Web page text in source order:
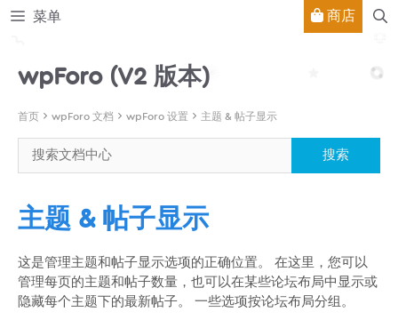
跳
菜单 商店
wpForo (V2 版本)
首页 wpForo 文档 wpForo 设置 主题 & 帖子显示
主题 & 帖子显示
这是管理主题和帖子显示选项的正确位置。 在这里，您可以
管理每页的主题和帖子数量，也可以在某些论坛布局中显示或
隐藏每个主题下的最新帖子。 一些选项按论坛布局分组。